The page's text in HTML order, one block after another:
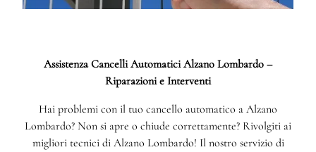
Assistenza Cancelli Automatici Alzano Lombardo –
Riparazioni e Interventi
Hai problemi con il tuo cancello automatico a Alzano
Lombardo? Non si apre o chiude correttamente? Rivolgiti ai
migliori tecnici di Alzano Lombardo! Il nostro servizio di